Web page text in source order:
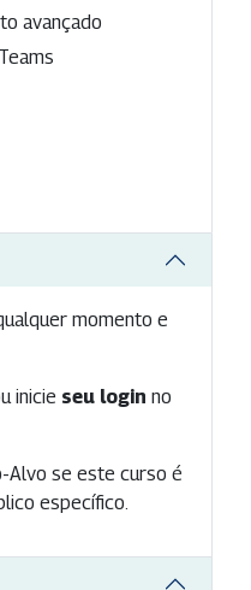
avançado
momento e
inicie seu login no
Alvo se este curso é
específico.